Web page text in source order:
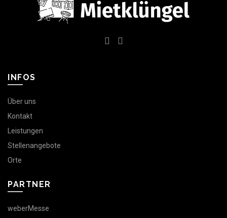
INFOS
Über uns
Kontakt
Leistungen
Stellenangebote
Orte
PARTNER
weberMesse